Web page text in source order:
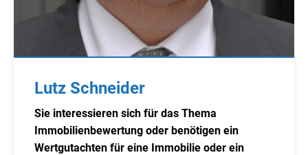
Lutz Schneider
Sie interessieren sich für das Thema
Immobilienbewertung oder benötigen ein
Wertgutachten für eine Immobilie oder ein